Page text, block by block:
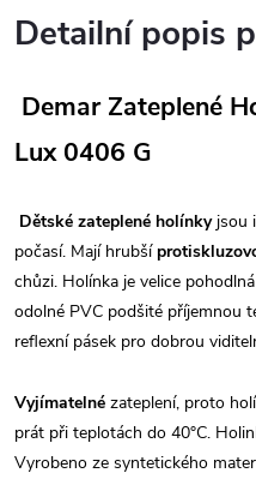
Detailní popis
Demar Zateplené
Lux 0406 G
Dětské zateplené holínkyjsou
počasí. Mají hrubší
chůzi. Holínka je velice
odolné PVC podšité příjemnou
reflexní pásek pro dobrou
Vyjímatelné zateplení, proto
prát při teplotách do 40°C.
Vyrobeno ze syntetického